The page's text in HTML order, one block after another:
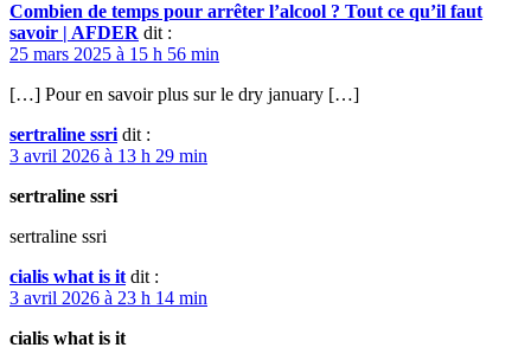
Combien de temps pour arrêter l’alcool ? Tout ce qu’il faut
savoir | AFDER dit :
25 mars 2025 à 15 h 56 min
[…] Pour en savoir plus sur le dry january […]
sertraline ssri dit :
3 avril 2026 à 13 h 29 min
sertraline ssri
sertraline ssri
cialis what is it dit :
3 avril 2026 à 23 h 14 min
cialis what is it